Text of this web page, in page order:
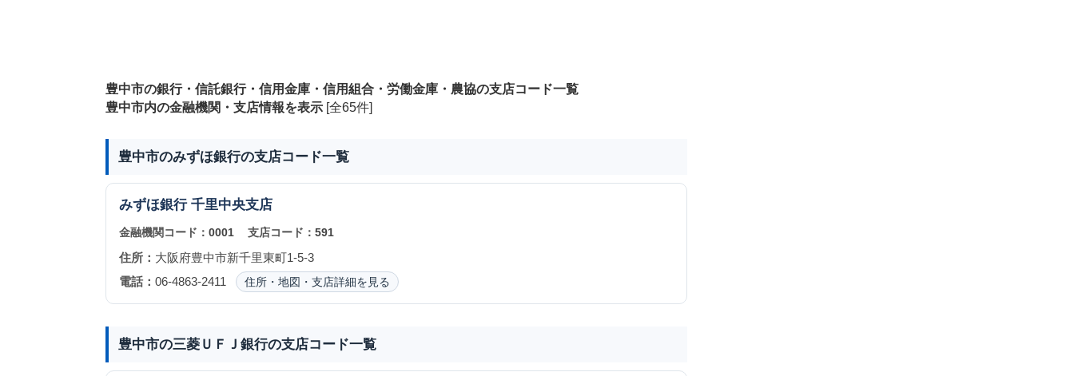
豊中市の銀行・信託銀行・信用金庫・信用組合・労働金庫・農協の支店コード一覧
豊中市内の金融機関・支店情報を表示[全65件]
豊中市のみずほ銀行の支店コード一覧
みずほ銀行 千里中央支店
金融機関コード： 0001 支店コード： 591
住所： 大阪府豊中市新千里東町1-5-3
電話： 06-4863-2411 住所・地図・支店詳細を見る
豊中市の三菱ＵＦＪ銀行の支店コード一覧